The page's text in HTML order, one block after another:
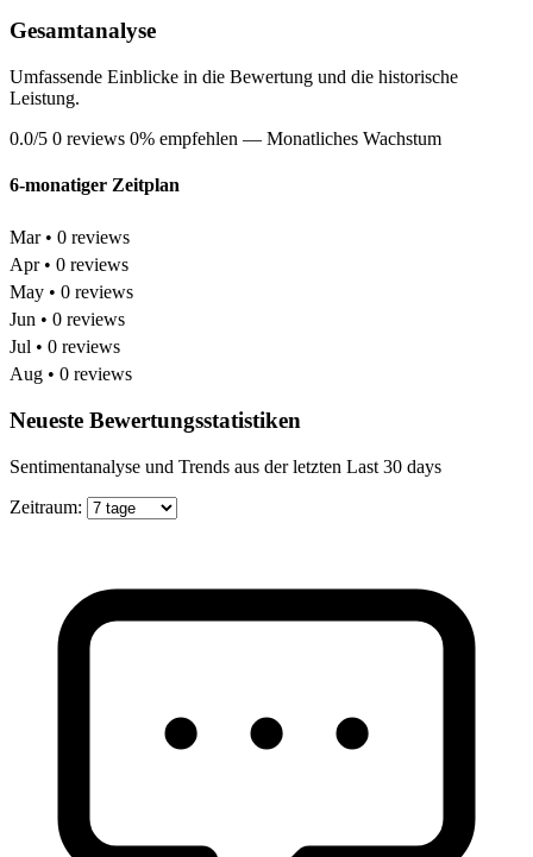
Gesamtanalyse
Umfassende Einblicke in die Bewertung und die historische
Leistung.
0.0/5 0 reviews 0% empfehlen — Monatliches Wachstum
6-monatiger Zeitplan
Mar • 0 reviews
Apr • 0 reviews
May • 0 reviews
Jun • 0 reviews
Jul • 0 reviews
Aug • 0 reviews
Neueste Bewertungsstatistiken
Sentimentanalyse und Trends aus der letzten Last 30 days
Zeitraum: